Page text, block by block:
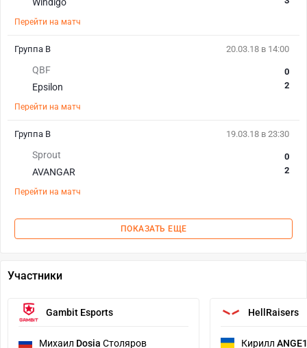
Перейти на матч
20.03.18 в 14:00
QBF
Epsilon
0
2
Перейти на матч
Группа B
19.03.18 в 23:30
Sprout
AVANGAR
0
2
Перейти на матч
Группа B
ПОКАЗАТЬ ЕЩЕ
Участники
Gambit Esports
Михаил Dosia Столяров
HellRaisers
Кирилл ANGE1